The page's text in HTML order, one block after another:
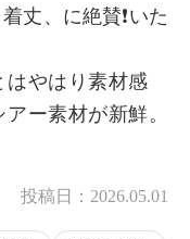
丈、に絶賛❗️いた
はやはり素材感
ー素材が新鮮。
投稿日： 2026.05.01